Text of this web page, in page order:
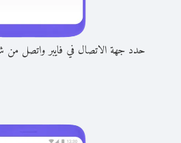
حدد جهة الاتصال في فايبر واتصل من